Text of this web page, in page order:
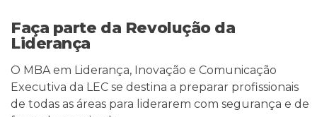
Faça parte da Revolução da
Liderança
O MBA em Liderança, Inovação e Comunicação
Executiva da LEC se destina a preparar profissionais
de todas as áreas para liderarem com segurança e de